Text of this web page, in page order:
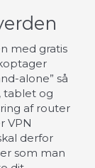
med gratis
alone” så
tablet og
af router
VPN
derfor
som man